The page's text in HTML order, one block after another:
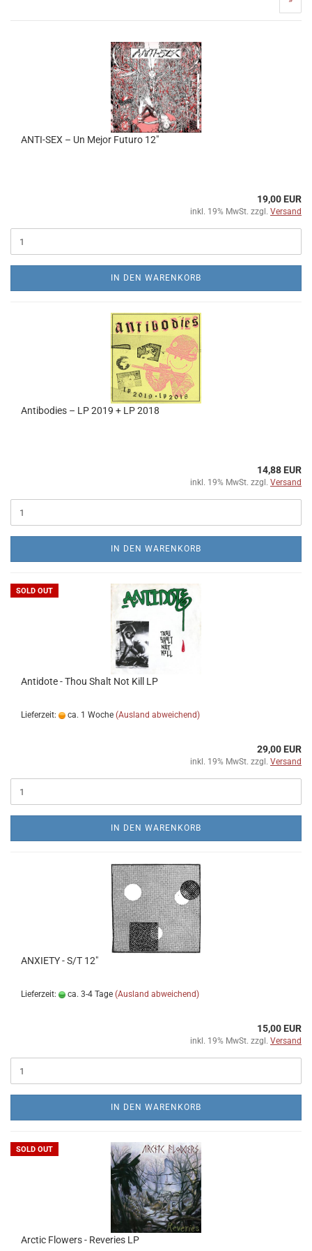
ANTI-SEX – Un Mejor Futuro 12"
19,00 EUR
inkl. 19% MwSt. zzgl. Versand
IN DEN WARENKORB
Antibodies ‎– LP 2019 + LP 2018
14,88 EUR
inkl. 19% MwSt. zzgl. Versand
IN DEN WARENKORB
SOLD OUT
Antidote - Thou Shalt Not Kill LP
Lieferzeit: ca. 1 Woche (Ausland abweichend)
29,00 EUR
inkl. 19% MwSt. zzgl. Versand
IN DEN WARENKORB
ANXIETY - S/T 12"
Lieferzeit: ca. 3-4 Tage (Ausland abweichend)
15,00 EUR
inkl. 19% MwSt. zzgl. Versand
IN DEN WARENKORB
SOLD OUT
Arctic Flowers - Reveries LP